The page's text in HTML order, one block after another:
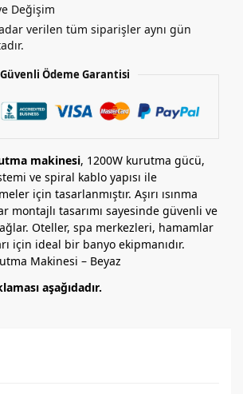
Değişim
verilen tüm siparişler aynı gün
Güvenli Ödeme Garantisi
makinesi, 1200W kurutma gücü,
ve spiral kablo yapısı ile
için tasarlanmıştır. Aşırı ısınma
montajlı tasarımı sayesinde güvenli ve
Oteller, spa merkezleri, hamamlar
için ideal bir banyo ekipmanıdır.
Makinesi – Beyaz
aşağıdadır.